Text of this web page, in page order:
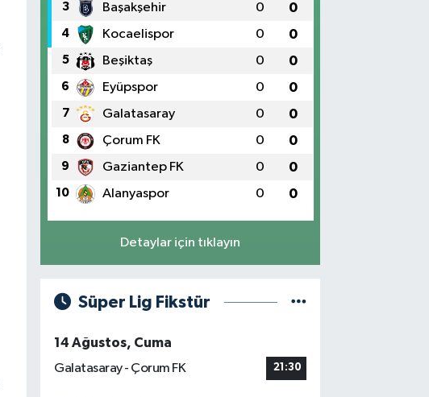
3 Başakşehir 0 0
4 Kocaelispor 0 0
5 Beşiktaş 0 0
6 Eyüpspor 0 0
7 Galatasaray 0 0
8 Çorum FK 0 0
9 Gaziantep FK 0 0
10 Alanyaspor 0 0
Detaylar için tıklayın
Süper Lig Fikstür
14 Ağustos, Cuma
Galatasaray - Çorum FK
21:30